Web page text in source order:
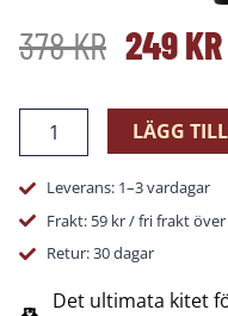
378KR DET
PRISET
VAR:
378 KR.
249KR
Kit
-
Tobacco
LÄGG
Det ultimata kitet
Leverans: 1–3 vardagar
Frakt: 59 kr / fri frakt över
Retur: 30 dagar